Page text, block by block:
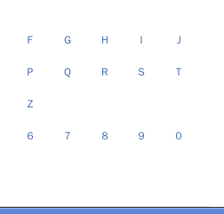
Ｆ Ｇ Ｈ Ｉ Ｊ
Ｐ Ｑ Ｒ Ｓ Ｔ
Ｚ
６ ７ ８ ９ ０